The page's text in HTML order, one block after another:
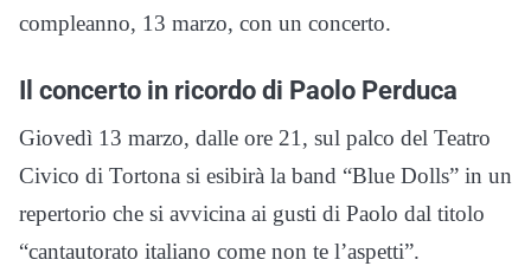
compleanno, 13 marzo, con un concerto.
Il concerto in ricordo di Paolo Perduca
Giovedì 13 marzo, dalle ore 21, sul palco del Teatro
Civico di Tortona si esibirà la band “Blue Dolls” in un
repertorio che si avvicina ai gusti di Paolo dal titolo
“cantautorato italiano come non te l’aspetti”.